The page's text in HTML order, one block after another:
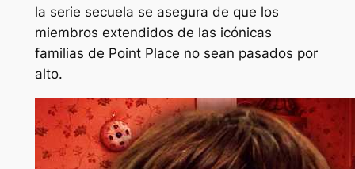
la serie secuela se asegura de que los
miembros extendidos de las icónicas
familias de Point Place no sean pasados ​​por
alto.